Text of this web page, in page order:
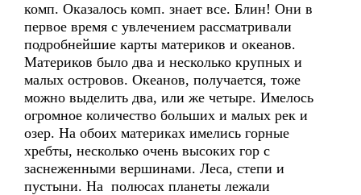
комп. Оказалось комп. знает все. Блин! Они в
первое время с увлечением рассматривали
подробнейшие карты материков и океанов.
Материков было два и несколько крупных и
малых островов. Океанов, получается, тоже
можно выделить два, или же четыре. Имелось
огромное количество больших и малых рек и
озер. На обоих материках имелись горные
хребты, несколько очень высоких гор с
заснеженными вершинами. Леса, степи и
пустыни. На полюсах планеты лежали